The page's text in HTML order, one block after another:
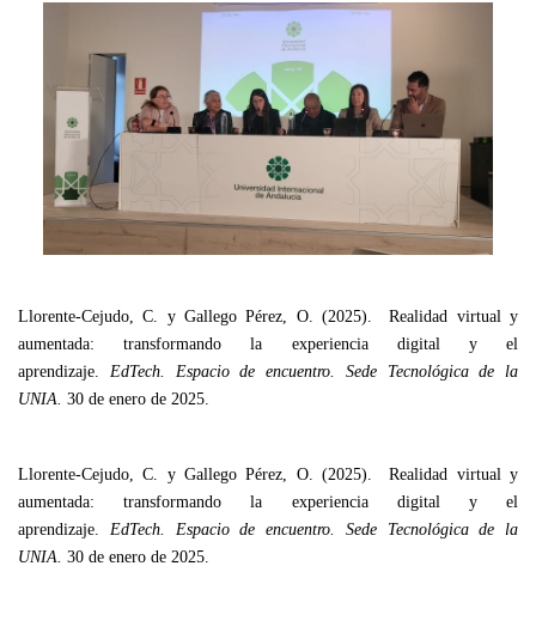
Llorente-Cejudo, C. y Gallego Pérez, O. (2025). Realidad virtual y
aumentada: transformando la experiencia digital y el
aprendizaje.
EdTech. Espacio de encuentro. Sede Tecnológica de la
UNIA. 30 de enero de 2025.
Llorente-Cejudo, C. y Gallego Pérez, O. (2025). Realidad virtual y
aumentada: transformando la experiencia digital y el
aprendizaje.
EdTech. Espacio de encuentro. Sede Tecnológica de la
UNIA. 30 de enero de 2025.